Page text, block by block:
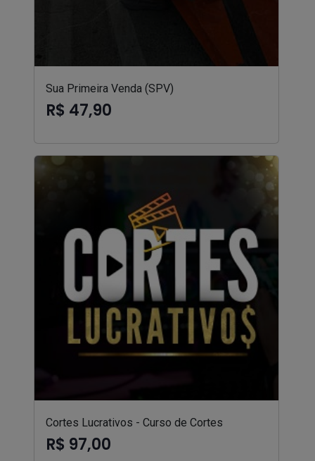
Sua Primeira Venda (SPV)
R$ 47,90
Cortes Lucrativos - Curso de Cortes
R$ 97,00